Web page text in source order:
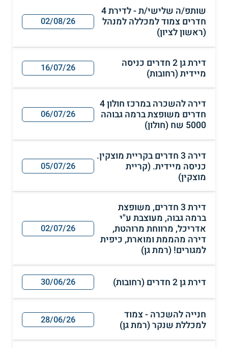
שותפ/ה שלישי/ת - לדירת 4
חדרים צמוד למכללה למנהל
(ראשון לציון)
02/08/26
דירת גן 2 חדרים כניסה
מיידית (רחובות)
16/07/26
דירה להשכרה במרכז חולון 4
חדרים משופצת ברמה גבוהה
5000 שח (חולון)
06/07/26
דירה 3 חדרים בקריית מוצקין.
כניסה מיידית. (קריית
מוצקין)
05/07/26
דירת 3 חדרים, משופצת
ברמה גבוה, מעוצבת ע"י
אדריכל, מרווחת מרוהטת,
דירה מהממת ומוארת, כיפית
למגורים! (רמת גן)
02/07/26
דירת גן 2 חדרים (רחובות) 30/06/26
חנייה להשכרה - צמוד
למכללת שנקר (רמת גן)
28/06/26